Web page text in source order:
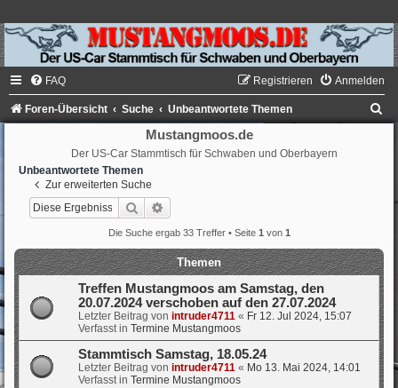
FAQ Anmelden
Registrieren
Foren-Übersicht Suche Unbeantwortete Themen
Mustangmoos.de
Der US-Car Stammtisch für Schwaben und Oberbayern
Unbeantwortete Themen
Zur erweiterten Suche
Suche
Die Suche ergab 33 Treffer • Seite 1von 1
Themen
Treffen Mustangmoos am Samstag, den
20.07.2024 verschoben auf den 27.07.2024
Letzter Beitrag von intruder4711 « Fr 12. Jul 2024, 15:07
Verfasst in Termine Mustangmoos
Stammtisch Samstag, 18.05.24
Letzter Beitrag von intruder4711 « Mo 13. Mai 2024, 14:01
Verfasst in Termine Mustangmoos